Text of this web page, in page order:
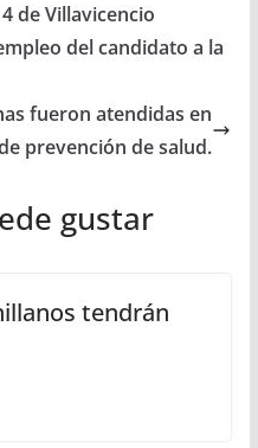
de Villavicencio
del candidato a la
fueron atendidas en
prevención de salud.
gustar
tendrán